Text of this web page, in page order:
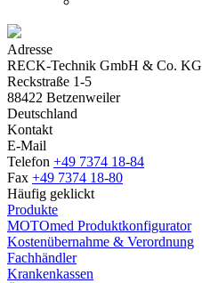
Adresse
RECK-Technik GmbH & Co. KG
Reckstraße 1-5
88422 Betzenweiler
Deutschland
Kontakt
E-Mail
Telefon +49 7374 18-84
Fax +49 7374 18-80
Häufig geklickt
Produkte
MOTOmed Produktkonfigurator
Kostenübernahme & Verordnung
Fachhändler
Krankenkassen